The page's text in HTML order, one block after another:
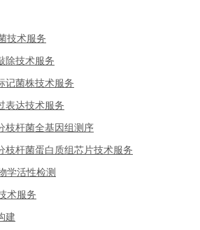
技术服务
除技术服务
记菌株技术服务
表达技术服务
枝杆菌全基因组测序
枝杆菌蛋白质组芯片技术服务
学活性检测
术服务
建